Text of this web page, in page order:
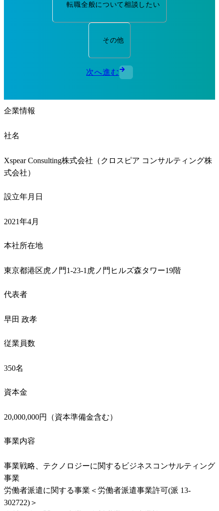
転職全般について相談したい
その他
次へ進む
企業情報
社名
Xspear Consulting株式会社（クロスピア コンサルティング株
式会社）
設立年月日
2021年4月
本社所在地
東京都港区虎ノ門1-23-1虎ノ門ヒルズ森タワー19階
代表者
早田 政孝
従業員数
350名
資本金
20,000,000円（資本準備金含む）
事業内容
事業戦略、テクノロジーに関するビジネスコンサルティング
事業
労働者派遣に関する事業＜労働者派遣事業許可(派 13-
302722)＞